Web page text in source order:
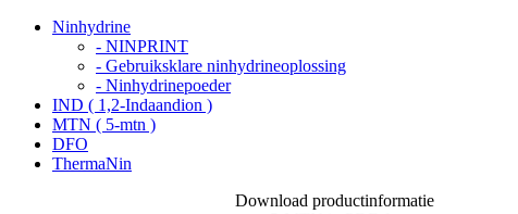
Ninhydrine
- NINPRINT
- Gebruiksklare ninhydrineoplossing
- Ninhydrinepoeder
IND ( 1,2-Indaandion )
MTN ( 5-mtn )
DFO
ThermaNin
Download productinformatie